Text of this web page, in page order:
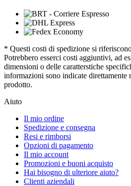
* Questi costi di spedizione si
Potrebbero esserci costi aggiuntivi, ad
dimensioni o delle caratterstiche
informazioni sono indicate direttamente
prodotto.
Aiuto
Il mio ordine
Spedizione e consegna
Resi e rimborsi
Opzioni di pagamento
Il mio account
Promozioni e buoni acquisto
Hai bisogno di ulteriore aiuto?
Clienti aziendali